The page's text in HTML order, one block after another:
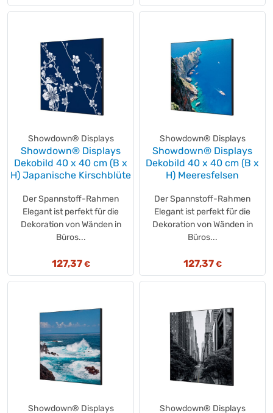
Persil(+5)
Phoenix (+2)
PiCK UP!(+6)
PLUM(+15)
PREMIUM PLUS (+5)
PREMIUM
PRESSOL(+3)
Pride & Soul(+4)
Pril(+2)
PrimeSource(+1)
pro-bau-tec(+19)
ProfiCook (+5)
(+2)
PROnappe(+13)
Pure(+4)
Q-Tips(+1)
QUANTOOL(+5)
Quantum(+3)
Showdown® Displays
Showdown® Displays
Dekobild 40 x 40 cm (B x
H) Japanische Kirschblüte
Der Spannstoff-Rahmen
Elegant ist perfekt für die
Dekoration von Wänden in
Büros...
127,37€
Showdown® Displays
Showdown® Displays
Dekobild 40 x 40 cm (B x
H) Meeresfelsen
Der Spannstoff-Rahmen
Elegant ist perfekt für die
Dekoration von Wänden in
Büros...
127,37€
Showdown® Displays Showdown® Displays